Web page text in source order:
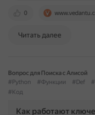
0
Читать далее
Вопрос для Поиска с Алисой
#Python
#Функции #Def
#Код
Как работают